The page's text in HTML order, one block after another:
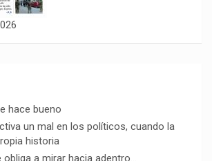
hace bueno
un mal en los políticos, cuando la
historia
obliga a mirar hacia adentro…